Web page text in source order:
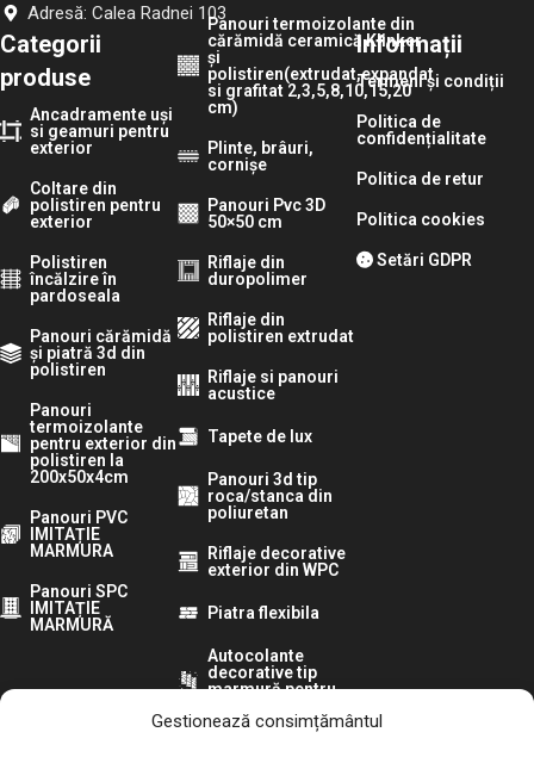
Gestionează consimțământul
Adresă: Calea Radnei 103
Categorii
produse
Ancadramente uși
si geamuri pentru
exterior
Coltare din
polistiren pentru
exterior
Polistiren
încălzire în
pardoseala
Panouri cărămidă
și piatră 3d din
polistiren
Panouri
termoizolante
pentru exterior din
polistiren la
200x50x4cm
Panouri PVC
IMITAȚIE
MARMURA
Panouri SPC
IMITAȚIE
MARMURĂ
Panouri termoizolante din
cărămidă ceramică Klinker
și
polistiren(extrudat,expandat
si grafitat 2,3,5,8,10,15,20
cm)
Plinte, brâuri,
cornișe
Panouri Pvc 3D
50×50 cm
Riflaje din
duropolimer
Riflaje din
polistiren extrudat
Riflaje si panouri
acustice
Tapete de lux
Panouri 3d tip
roca/stanca din
poliuretan
Riflaje decorative
exterior din WPC
Piatra flexibila
Autocolante
decorative tip
marmură pentru
Informații
Termeni și condiții
Politica de
confidențialitate
Politica de retur
Politica cookies
Setări GDPR